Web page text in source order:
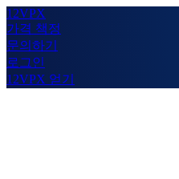
12VPX
가격 책정
문의하기
로그인
12VPX 얻기